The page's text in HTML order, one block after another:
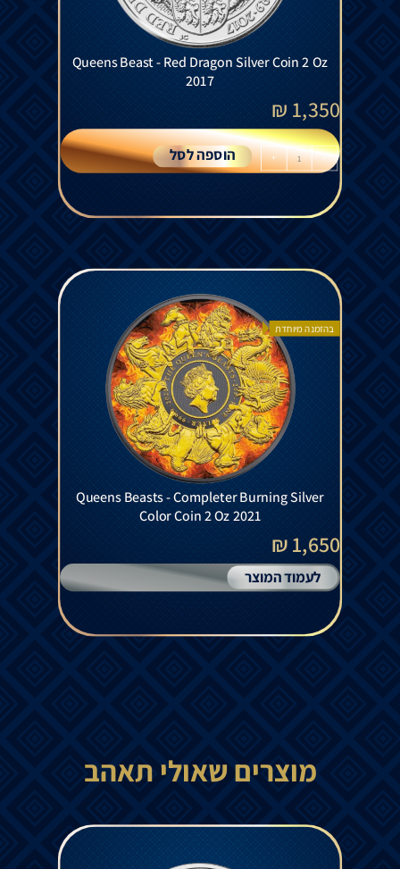
Queens Beast - Red Dragon Silver Coin 2 Oz
2017
1,350
₪
-
+ הוספה לסל
בהזמנה מיוחדת
Queens Beasts - Completer Burning Silver
Color Coin 2 Oz 2021
1,650 ₪
לעמוד המוצר
מוצרים שאולי תאהב